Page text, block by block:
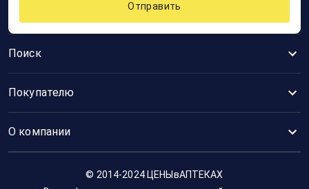
Поиск
Покупателю
О компании
Отправить
© 2014-2024 ЦЕНЫвАПТЕКАХ